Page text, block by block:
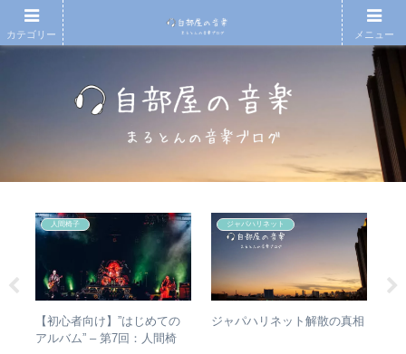
人間椅子
【初心者向け】”はじめての
アルバム” – 第7回：人間椅
ジャパハリネット
ジャパハリネット解散の真相
カテゴリー メニュー